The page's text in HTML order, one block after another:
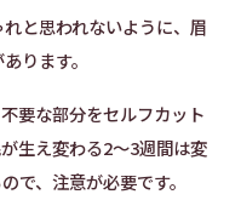
と思われないように、眉
ります。
要な部分をセルフカット
生え変わる2〜3週間は変
で、注意が必要です。